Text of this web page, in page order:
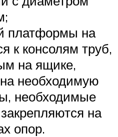
платформы на
к консолям труб,
на ящике,
необходимую
необходимые
на
опор.